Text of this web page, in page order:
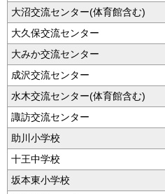
大沼交流センター(体育館含む)
大久保交流センター
大みか交流センター
成沢交流センター
水木交流センター(体育館含む)
諏訪交流センター
助川小学校
十王中学校
坂本東小学校